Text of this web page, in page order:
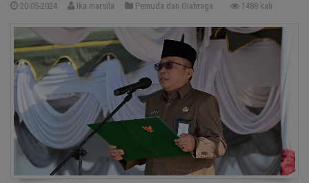
20-05-2024 Ika marsila Pemuda dan Olahraga 1488 kali